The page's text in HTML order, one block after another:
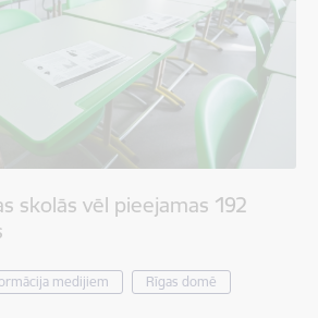
skolās vēl pieejamas 192
medijiem
Rīgas domē